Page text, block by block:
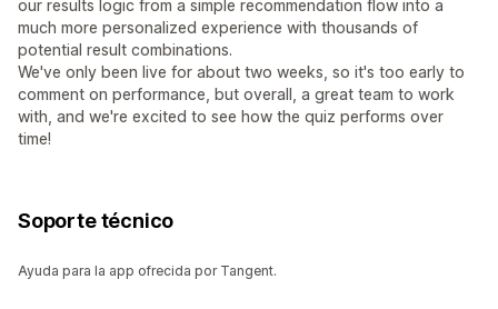
our results logic from a simple recommendation flow into a
much more personalized experience with thousands of
potential result combinations.
We've only been live for about two weeks, so it's too early to
comment on performance, but overall, a great team to work
with, and we're excited to see how the quiz performs over
time!
Soporte técnico
Ayuda para la app ofrecida por Tangent.